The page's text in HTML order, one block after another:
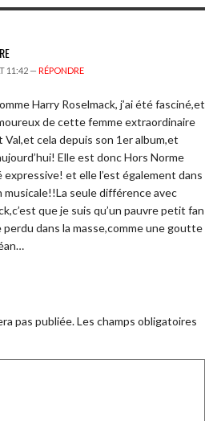
11:42 — RÉPONDRE
Harry Roselmack, j’ai été fasciné,et
de cette femme extraordinaire
Val,et cela depuis son 1er album,et
Elle est donc Hors Norme
expressive! et elle l’est également dans
musicale!!La seule différence avec
que je suis qu’un pauvre petit fan
perdu dans la masse,comme une goutte
pas publiée.Les champs obligatoires